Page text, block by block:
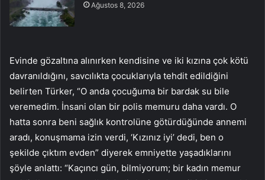
Ağustos 8, 2026
Evinde gözaltına alınırken kendisine ve iki kızına çok kötü
davranıldığını, savcılıkta çocuklarıyla tehdit edildiğini
belirten Türker, “O anda çocuğuma bir bardak su bile
veremedim. İnsani olan bir polis memuru daha vardı. O
hatta sonra beni sağlık kontrolüne götürdüğünde annemi
aradı, konuşmama izin verdi, ‘Kızınız iyi’ dedi, ben o
şekilde çıktım evden” diyerek emniyette yaşadıklarını
şöyle anlattı: “Kaçıncı gün, bilmiyorum; bir kadın memur